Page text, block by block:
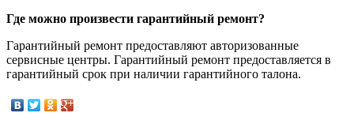
Где можно произвести гарантийный ремонт?
Гарантийный ремонт предоставляют авторизованные
сервисные центры. Гарантийный ремонт предоставляется в
гарантийный срок при наличии гарантийного талона.